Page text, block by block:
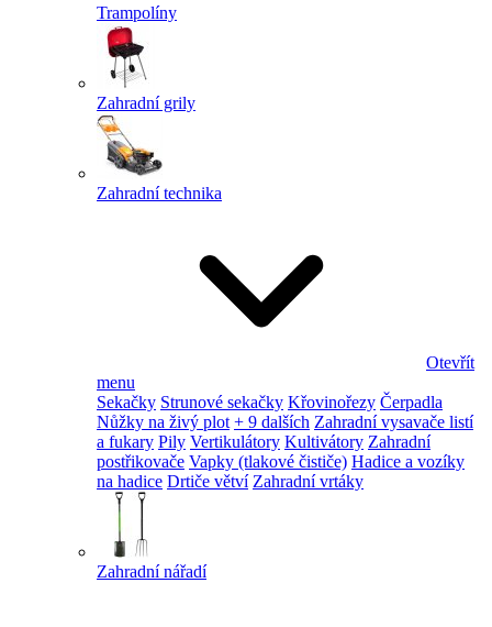
Trampolíny
Zahradní grily
Zahradní technika
Otevřít
menu
Sekačky Strunové sekačky Křovinořezy Čerpadla
Nůžky na živý plot + 9 dalších Zahradní vysavače listí
a fukary Pily Vertikulátory Kultivátory Zahradní
postřikovače Vapky (tlakové čističe) Hadice a vozíky
na hadice Drtiče větví Zahradní vrtáky
Zahradní nářadí